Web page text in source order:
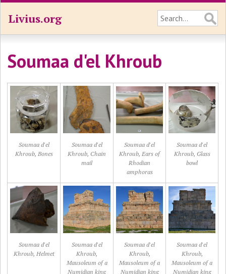
Livius.org
Soumaa d'el Khroub
Soumaa d'el
Khroub, Bones
Soumaa d'el
Khroub, Chain
mail
Soumaa d'el
Khroub, Ears of
Rhodian
amphoras
Soumaa d'el
Khroub, Glass
bowl
Soumaa d'el
Khroub, Helmet
Soumaa d'el
Khroub,
Mausoleum of a
Numidian king
Soumaa d'el
Khroub,
Mausoleum of a
Numidian king
Soumaa d'el
Khroub,
Mausoleum of a
Numidian king